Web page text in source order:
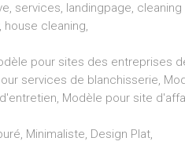
services, landingpage,
house cleaning,
pour sites des entreprises
services de blanchisserie,
Modèle pour site
Minimaliste, Design Plat,